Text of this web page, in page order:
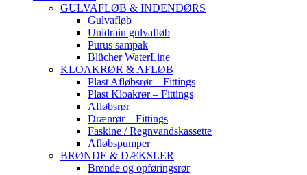
GULVAFLØB & INDENDØRS
Gulvafløb
Unidrain gulvafløb
Purus sampak
Blücher WaterLine
KLOAKRØR & AFLØB
Plast Afløbsrør – Fittings
Plast Kloakrør – Fittings
Afløbsrør
Drænrør – Fittings
Faskine / Regnvandskassette
Afløbspumper
BRØNDE & DÆKSLER
Brønde og opføringsrør